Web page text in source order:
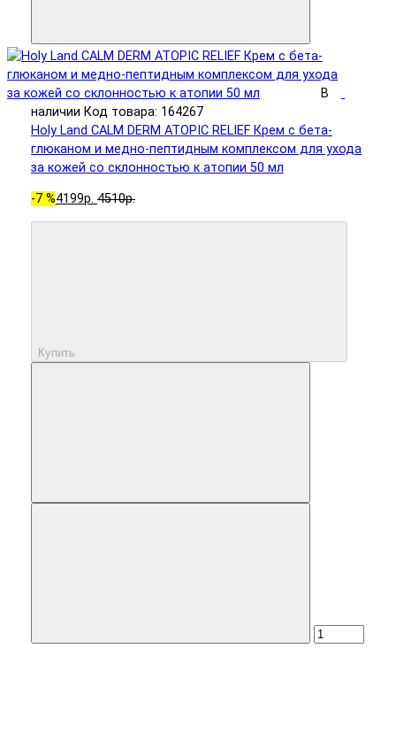
В
наличии Код товара: 164267
Holy Land CALM DERM ATOPIC RELIEF Крем с бета-
глюканом и медно-пептидным комплексом для ухода
за кожей со склонностью к атопии 50 мл
-7 %4199р. 4510р.
Купить